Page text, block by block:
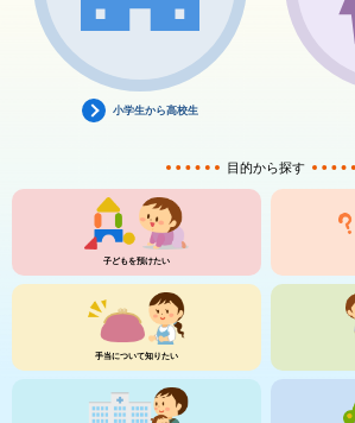
小学生から高校生
目的から探す
子どもを預けたい
手当について知りたい